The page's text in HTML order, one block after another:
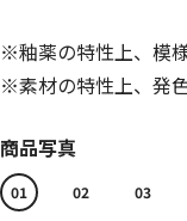
※釉薬の特性上、模
※素材の特性上、発
商品写真
01 02 03